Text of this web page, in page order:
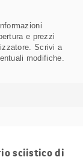
e prezzi
Scrivi a
modifiche.
sciistico di